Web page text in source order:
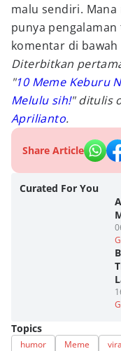
malu sendiri. Mana
punya
komentar di bawah
Diterbitkan
"10 Meme Keburu
Melulu sih!" ditulis
Aprilianto.
Share Article
Curated For You
Topics
humor Meme